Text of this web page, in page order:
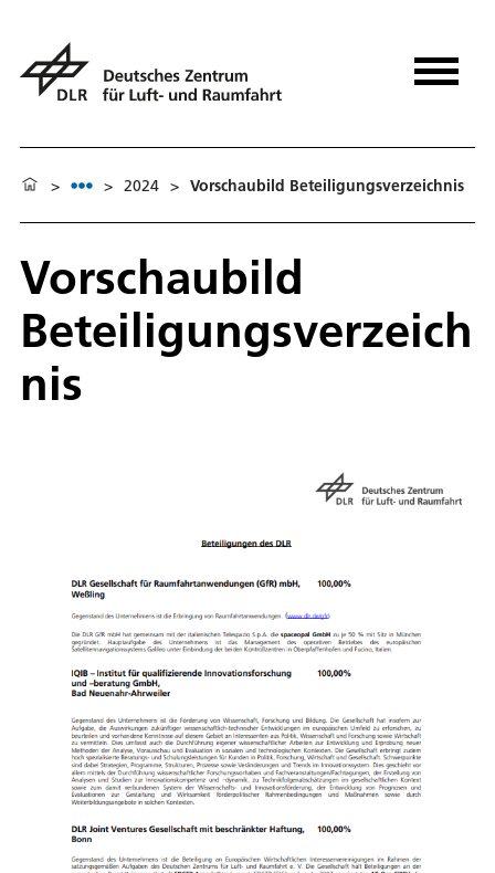
> > 2024 > Vorschaubild Beteiligungsverzeichnis
Vorschaubild
Beteiligungsverzeich
nis